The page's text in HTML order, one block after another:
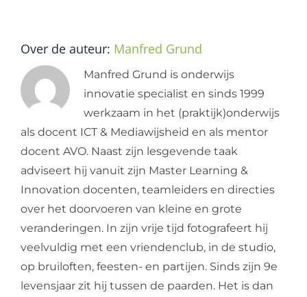
Over de auteur: Manfred Grund
Manfred Grund is onderwijs
innovatie specialist en sinds 1999
werkzaam in het (praktijk)onderwijs
als docent ICT & Mediawijsheid en als mentor
docent AVO. Naast zijn lesgevende taak
adviseert hij vanuit zijn Master Learning &
Innovation docenten, teamleiders en directies
over het doorvoeren van kleine en grote
veranderingen. In zijn vrije tijd fotografeert hij
veelvuldig met een vriendenclub, in de studio,
op bruiloften, feesten- en partijen. Sinds zijn 9e
levensjaar zit hij tussen de paarden. Het is dan